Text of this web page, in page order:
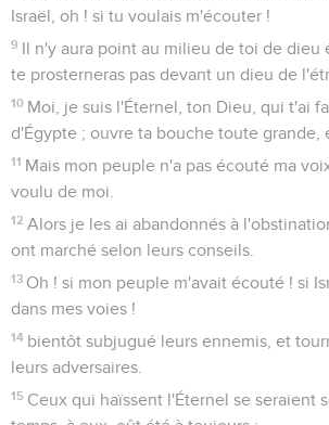
Israël, oh ! si tu voulais m'écouter !
9 Il n'y aura point au milieu de toi de dieu
te prosterneras pas devant un dieu de
10 Moi, je suis l'Éternel, ton Dieu, qui t'ai
d'Égypte ; ouvre ta bouche toute grande,
11 Mais mon peuple n'a pas écouté ma
voulu de moi.
12 Alors je les ai abandonnés à
ont marché selon leurs conseils.
13 Oh ! si mon peuple m'avait écouté ! si
dans mes voies !
14 bientôt subjugué leurs ennemis, et
leurs adversaires.
15 Ceux qui haïssent l'Éternel se seraient